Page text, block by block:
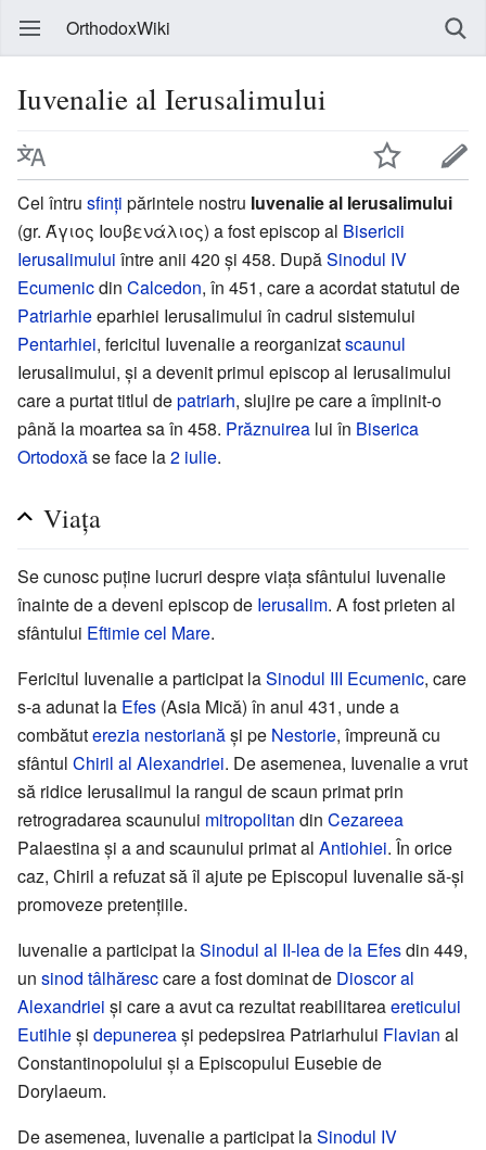
OrthodoxWiki
Iuvenalie al Ierusalimului
Cel întru sfinți părintele nostru Iuvenalie al Ierusalimului
(gr. Άγιος Ιουβενάλιος) a fost episcop al Bisericii
Ierusalimului între anii 420 și 458. DupăSinodul IV
Ecumenicdin Calcedon, în 451, care a acordat statutul de
Patriarhieeparhiei Ierusalimului în cadrul sistemului
Pentarhiei, fericitul Iuvenalie a reorganizatscaunul
Ierusalimului, și a devenit primul episcop al Ierusalimului
care a purtat titlul depatriarh, slujire pe care a împlinit-o
până la moartea sa în 458. Prăznuirea lui în Biserica
Ortodoxăse face la2 iulie.
Viața
Se cunosc puține lucruri despre viața sfântului Iuvenalie
înainte de a deveni episcop de Ierusalim. A fost prieten al
sfântului Eftimie cel Mare.
Fericitul Iuvenalie a participat laSinodul III Ecumenic, care
s-a adunat la Efes (Asia Mică) în anul 431, unde a
combătuterezia nestorianăși pe Nestorie, împreună cu
sfântul Chiril al Alexandriei. De asemenea, Iuvenalie a vrut
să ridice Ierusalimul la rangul de scaun primat prin
retrogradarea scaunului mitropolitan din Cezareea
Palaestina și a and scaunului primat al Antiohiei. În orice
caz, Chiril a refuzat să îl ajute pe Episcopul Iuvenalie să-și
promoveze pretențiile.
Iuvenalie a participat laSinodul al II-lea de la Efesdin 449,
un sinod tâlhăresccare a fost dominat de Dioscor al
Alexandriei și care a avut ca rezultat reabilitareaereticului
Eutihieși depunereași pedepsirea Patriarhului Flavian al
Constantinopolului și a Episcopului Eusebie de
Dorylaeum.
De asemenea, Iuvenalie a participat laSinodul IV